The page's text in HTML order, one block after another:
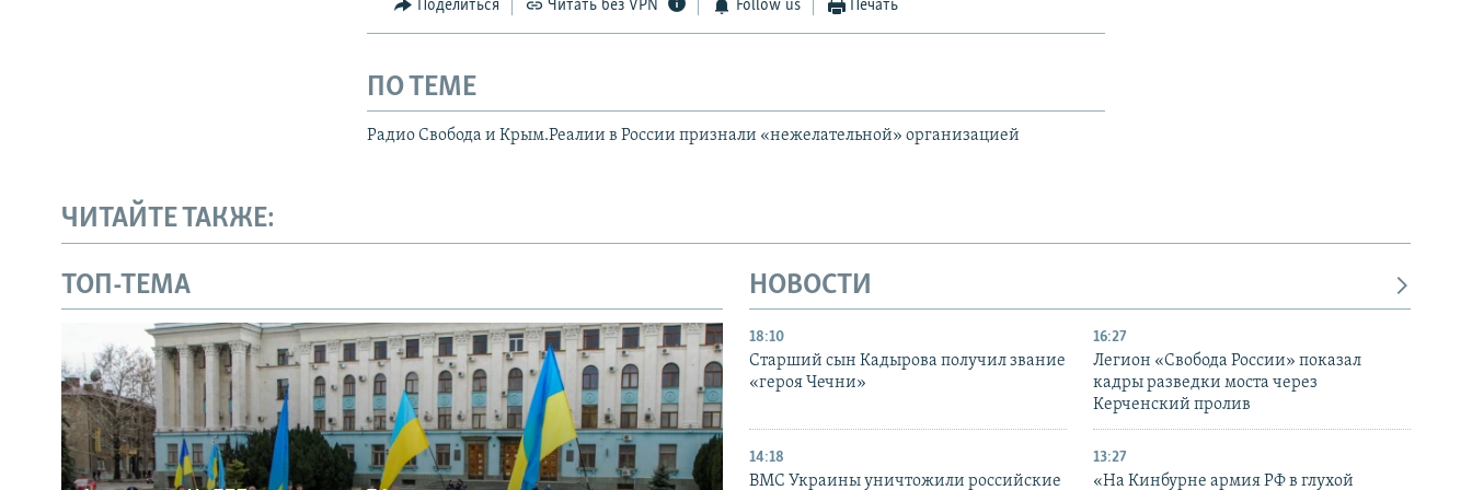
Поделиться Читать без VPN Follow us Печать
ПО ТЕМЕ
Радио Свобода и Крым.Реалии в России признали «нежелательной» организацией
ЧИТАЙТЕ ТАКЖЕ:
ТОП-ТЕМА НОВОСТИ
18:10
Старший сын Кадырова получил звание
«героя Чечни»
16:27
Легион «Свобода России» показал
кадры разведки моста через
Керченский пролив
14:18
ВМС Украины уничтожили российские
13:27
«На Кинбурне армия РФ в глухой